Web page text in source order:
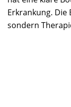
Erkrankung.
sondern